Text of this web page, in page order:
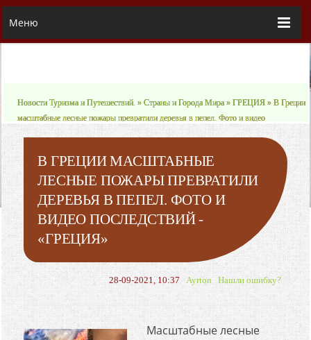
Меню
Новости Туризма и Путешествий. »Страны и Города Мира »ГРЕЦИЯ » В Греции
масштабные лесные пожары превратили деревья в пепел. Фото и видео
последствий - «ГРЕЦИЯ»
В ГРЕЦИИ МАСШТАБНЫЕ
ЛЕСНЫЕ ПОЖАРЫ ПРЕВРАТИЛИ
ДЕРЕВЬЯ В ПЕПЕЛ. ФОТО И
ВИДЕО ПОСЛЕДСТВИЙ -
«ГРЕЦИЯ»
28-09-2021, 10:37Ayrton Нашли ошибку?
Масштабные лесные